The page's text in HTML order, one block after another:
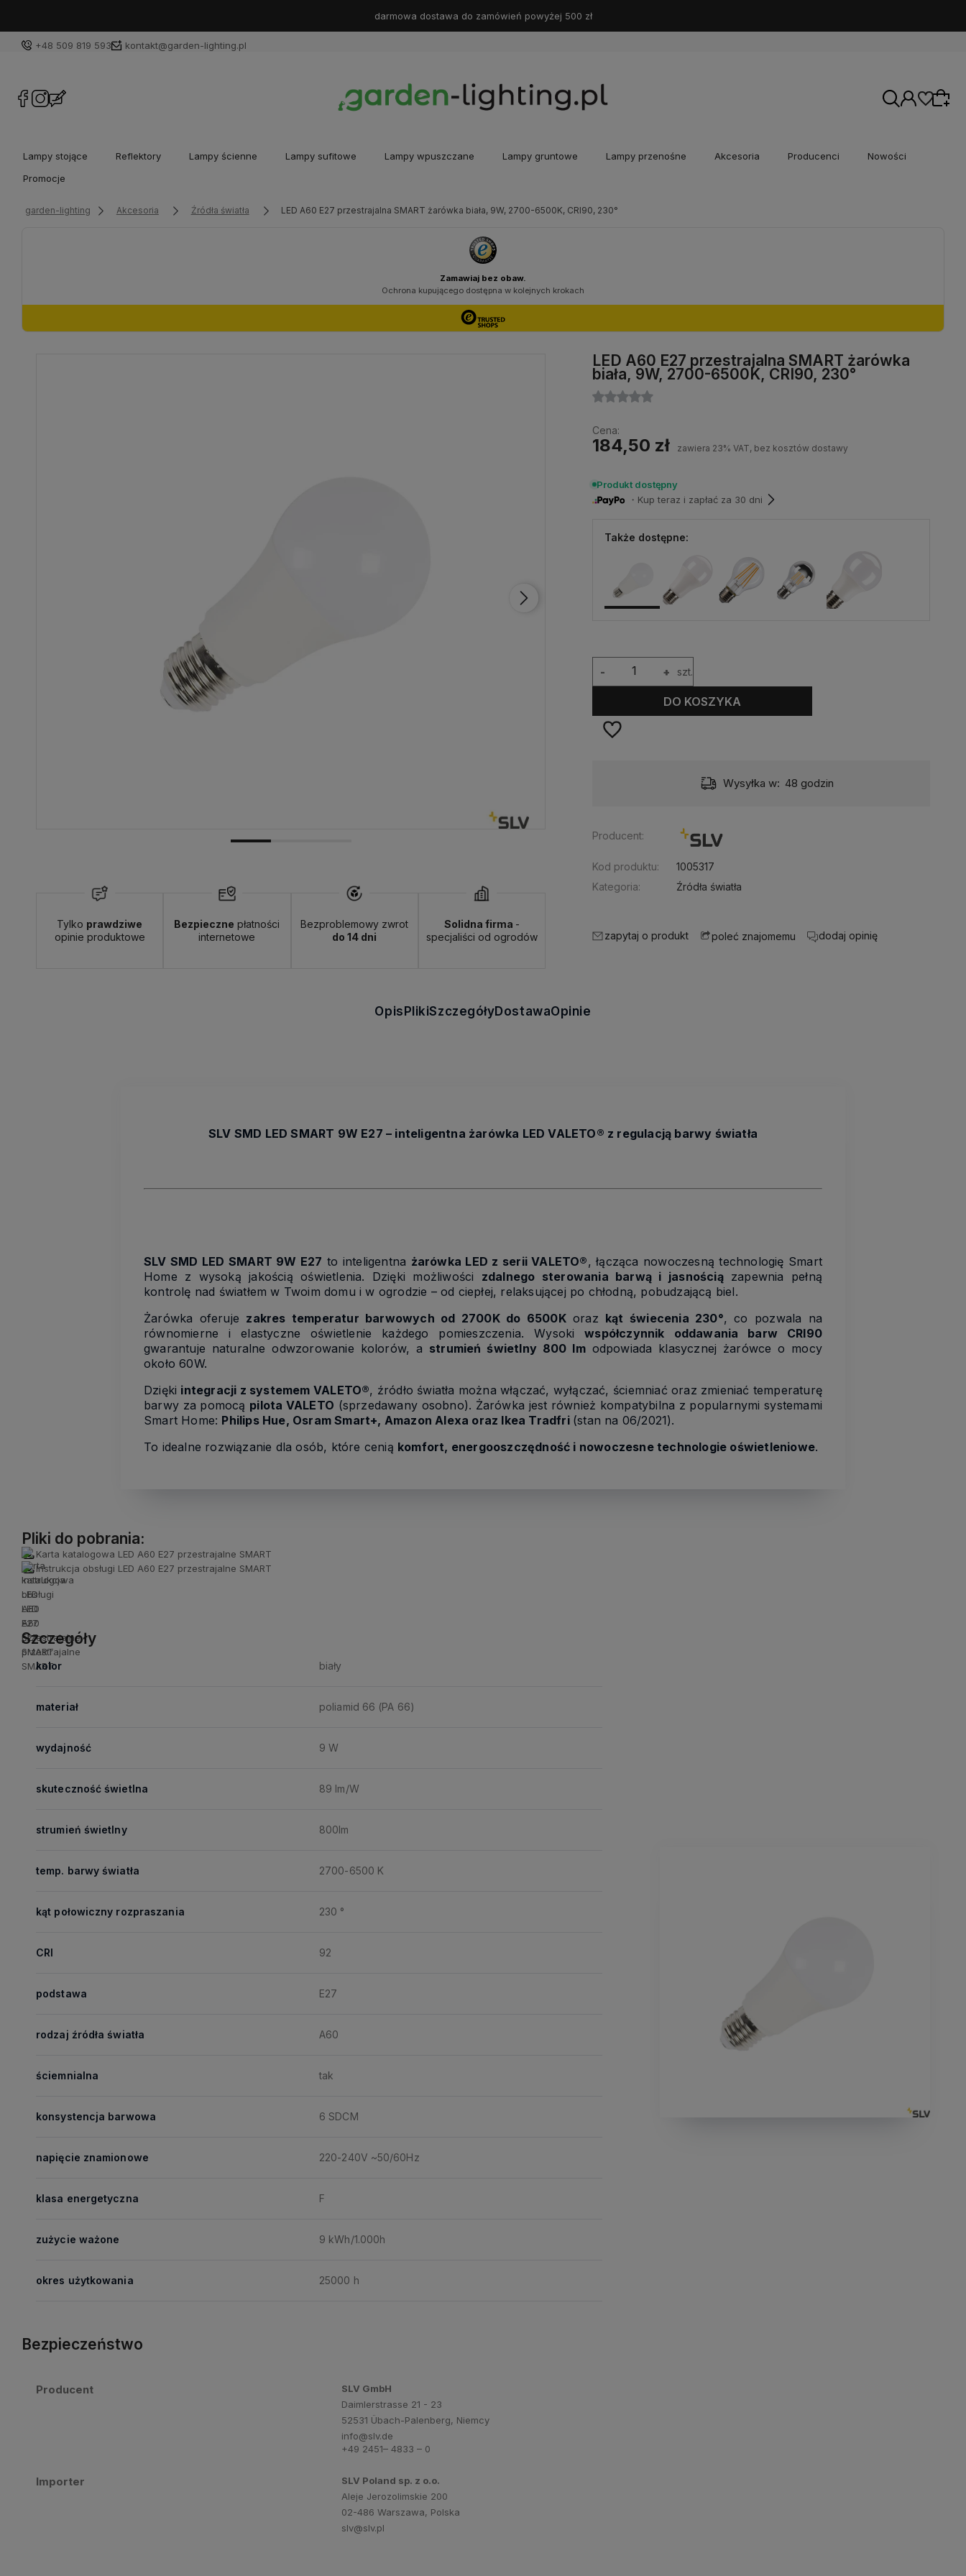
darmowa dostawa do zamówień powyżej 500 zł
+48 509 819 593 kontakt@garden-lighting.pl
Lampy stojące Reflektory Lampy ścienne Lampy sufitowe Lampy wpuszczane Lampy gruntowe Lampy przenośne Akcesoria Producenci
Nowości
Promocje
garden-lighting Akcesoria Źródła światła LED A60 E27 przestrajalna SMART żarówka biała, 9W, 2700-6500K, CRI90, 230°
Tylko prawdziwe
opinie produktowe
Bezpieczne płatności
internetowe
Bezproblemowy zwrot
do 14 dni
Solidna firma -
specjaliści od ogrodów
LED A60 E27 przestrajalna SMART żarówka
biała, 9W, 2700-6500K, CRI90, 230°
Cena:
184,50 zł zawiera 23% VAT, bez kosztów dostawy
Produkt dostępny
・Kup teraz i zapłać za 30 dni
Także dostępne:
+
- szt.
DO KOSZYKA
Wysyłka w: 48 godzin
Producent:
Kod produktu:
1005317
Kategoria:
Źródła światła
zapytaj o produkt poleć znajomemu dodaj opinię
Opis PlikiSzczegółyDostawaOpinie
SLV SMD LED SMART 9W E27 – inteligentna żarówka LED VALETO® z regulacją barwy światła
SLV SMD LED SMART 9W E27 to inteligentna żarówka LED z serii VALETO®, łącząca nowoczesną technologię Smart
Home z wysoką jakością oświetlenia. Dzięki możliwości zdalnego sterowania barwą i jasnościązapewnia pełną
kontrolę nad światłem w Twoim domu i w ogrodzie – od ciepłej, relaksującej po chłodną, pobudzającą biel.
Żarówka oferuje zakres temperatur barwowych od 2700K do 6500Koraz kąt świecenia 230°, co pozwala na
równomierne i elastyczne oświetlenie każdego pomieszczenia. Wysokiwspółczynnik oddawania barw CRI90
gwarantuje naturalne odwzorowanie kolorów, a strumień świetlny 800 lmodpowiada klasycznej żarówce o mocy
około 60W.
Dzięki integracji z systemem VALETO®, źródło światła można włączać, wyłączać, ściemniać oraz zmieniać temperaturę
barwy za pomocą pilota VALETO (sprzedawany osobno). Żarówka jest również kompatybilna z popularnymi systemami
Smart Home: Philips Hue, Osram Smart+, Amazon Alexa oraz Ikea Tradfri (stan na 06/2021).
To idealne rozwiązanie dla osób, które cenią komfort, energooszczędność i nowoczesne technologie oświetleniowe.
Pliki do pobrania:
Karta katalogowa LED A60 E27 przestrajalne SMART
Instrukcja obsługi LED A60 E27 przestrajalne SMART
Szczegóły
kolor biały
materiał poliamid 66 (PA 66)
wydajność 9 W
skuteczność świetlna 89 lm/W
strumień świetlny 800lm
temp. barwy światła 2700-6500 K
kąt połowiczny rozpraszania 230 °
CRI 92
podstawa E27
rodzaj źródła światła A60
ściemnialna tak
konsystencja barwowa 6 SDCM
napięcie znamionowe 220-240V ~50/60Hz
klasa energetyczna F
zużycie ważone 9 kWh/1.000h
okres użytkowania 25000 h
Bezpieczeństwo
Producent
SLV GmbH
Daimlerstrasse 21 - 23
52531 Übach-Palenberg, Niemcy
info@slv.de
+49 2451– 4833 – 0
Importer
SLV Poland sp. z o.o.
Aleje Jerozolimskie 200
02-486 Warszawa, Polska
slv@slv.pl